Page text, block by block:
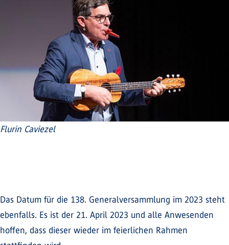
Flurin Caviezel
Das Datum für die 138. Generalversammlung im 2023 steht
ebenfalls. Es ist der 21. April 2023 und alle Anwesenden
hoffen, dass dieser wieder im feierlichen Rahmen